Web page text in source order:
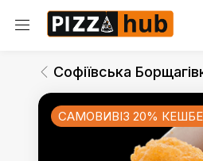
Софіївська
САМОВИВІЗ 20%
Софіївська